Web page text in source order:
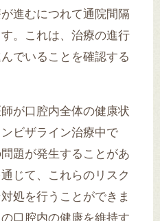
進むにつれて通院間隔
。これは、治療の進行
でいることを確認する
が口腔内全体の健康状
ビザライン治療中で
題が発生することがあ
じて、これらのリスク
処を行うことができま
口腔内の健康を維持す